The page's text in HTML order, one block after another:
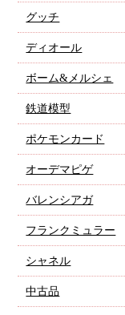
グッチ
ディオール
ボーム&メルシェ
鉄道模型
ポケモンカード
オーデマピゲ
バレンシアガ
フランクミュラー
シャネル
中古品